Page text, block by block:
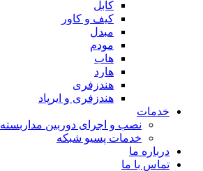
کابل
کیف و کاور
مبدل
مودم
هاب
هارد
هندزفری
هندزفری و ایرپاد
خدمات
نصب و اجرای دوربین مداربسته
خدمات پسیو شبکه
درباره ما
تماس با ما